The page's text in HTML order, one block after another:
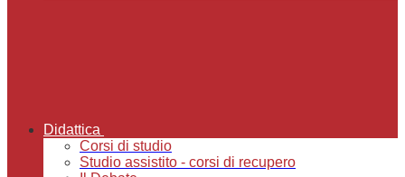
Didattica
Corsi di studio
Studio assistito - corsi di recupero